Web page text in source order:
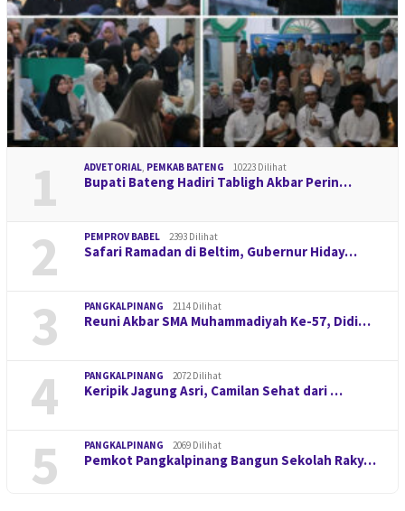
1 ADVETORIAL, PEMKAB BATENG 10223 Dilihat
Bupati Bateng Hadiri Tabligh Akbar Perin…
2 PEMPROV BABEL 2393 Dilihat
Safari Ramadan di Beltim, Gubernur Hiday…
3 PANGKALPINANG 2114 Dilihat
Reuni Akbar SMA Muhammadiyah Ke-57, Didi…
4 PANGKALPINANG 2072 Dilihat
Keripik Jagung Asri, Camilan Sehat dari …
5 PANGKALPINANG 2069 Dilihat
Pemkot Pangkalpinang Bangun Sekolah Raky…